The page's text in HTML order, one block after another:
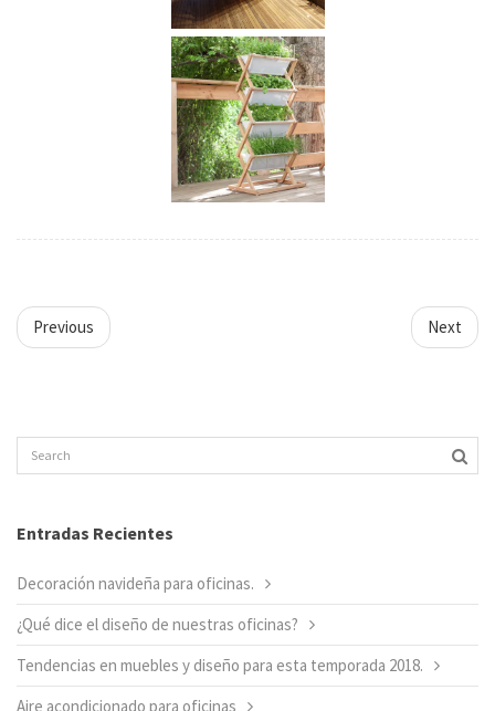
Previous Next
Entradas Recientes
Decoración navideña para oficinas.
¿Qué dice el diseño de nuestras oficinas?
Tendencias en muebles y diseño para esta temporada 2018.
Aire acondicionado para oficinas